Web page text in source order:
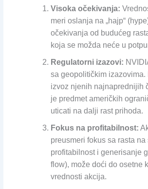
Visoka očekivanja:
meri oslanja na „hajp“
očekivanja od budućeg
koja se možda neće u
Regulatorni izazovi:
sa geopolitičkim izazovima.
izvoz njenih najnaprednijih
je predmet američkih
uticati na dalji rast prihoda.
Fokus na profitabilnost:
preusmeri fokus sa rasta na
profitabilnost i generisanje
flow), može doći do osetne
vrednosti akcija.